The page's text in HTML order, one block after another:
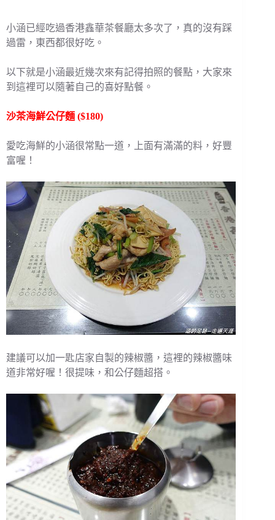
小涵已經吃過香港鑫華茶餐廳太多次了，真的沒有踩
過雷，東西都很好吃。
以下就是小涵最近幾次來有記得拍照的餐點，大家來
到這裡可以隨著自己的喜好點餐。
沙茶海鮮公仔麵 ($180)
愛吃海鮮的小涵很常點一道，上面有滿滿的料，好豐
富喔！
建議可以加一匙店家自製的辣椒醬，這裡的辣椒醬味
道非常好喔！很提味，和公仔麵超搭。